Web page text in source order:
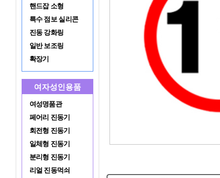
핸드잡 소형
특수 점보 실리콘
진동 강화링
일반 보조링
확장기
여자성인용품
여성명품관
페어리 진동기
회전형 진동기
일체형 진동기
분리형 진동기
리얼 진동먹쇠